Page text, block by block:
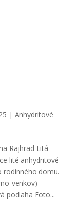
| Anhydritové
Rajhrad Litá
lité anhydritové
rodinného domu.
venkov)—
podlaha Foto...